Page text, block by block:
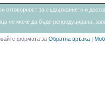
отговорност за съдържанието и
не може да бъде репродуцирана,
формата за Обратна връзка |